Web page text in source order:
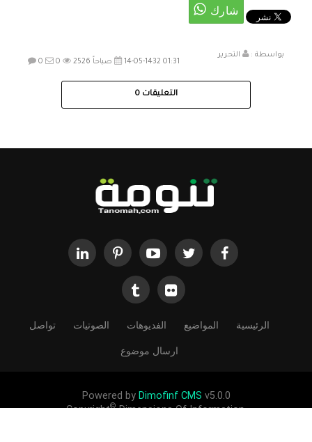
بواسطة :
التحرير
14-05-1432 01:31 صباحاً
0 0 2526
التعليقات 0
الرئيسية المواضيع الفديوهات الصوتيات تواصل
ارسال موضوع
Powered by Dimofinf CMS v5.0.0
Copyright©Dimensions Of Information.